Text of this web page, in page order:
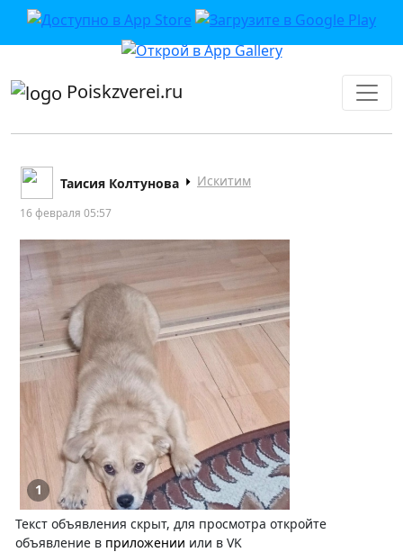
приложении или в VK">
Poiskzverei.ru
Таисия Колтунова Искитим
16 февраля 05:57
1
Текст объявления скрыт, для просмотра откройте
объявление в приложении или в VK